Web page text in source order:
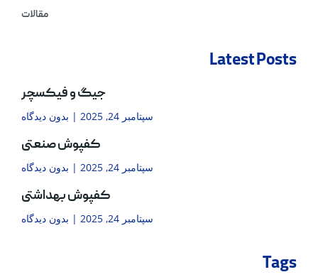
مقالات
Latest Posts
جیگ و فیکسچر
سپتامبر 24, 2025 بدون دیدگاه
کفپوش صنعتی
سپتامبر 24, 2025 بدون دیدگاه
کفپوش بهداشتی
سپتامبر 24, 2025 بدون دیدگاه
Tags